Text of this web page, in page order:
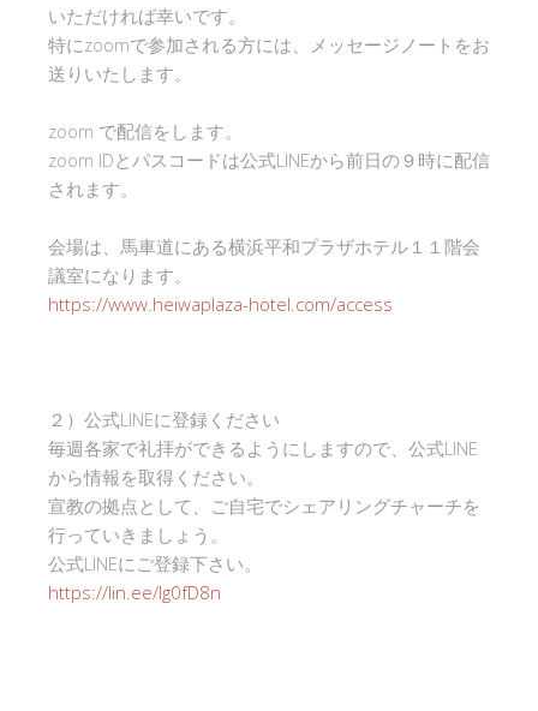
いただければ幸いです。
特にzoomで参加される方には、メッセージノートをお
送りいたします。
zoom で配信をします。
zoom IDとパスコードは公式LINEから前日の９時に配信
されます。
会場は、馬車道にある横浜平和プラザホテル１１階会
議室になります。
https://www.heiwaplaza-hotel.com/access
２）公式LINEに登録ください
毎週各家で礼拝ができるようにしますので、公式LINE
から情報を取得ください。
宣教の拠点として、ご自宅でシェアリングチャーチを
行っていきましょう。
公式LINEにご登録下さい。
https://lin.ee/Ig0fD8n